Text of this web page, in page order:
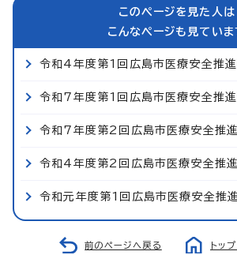
このページを見た人は
こんなページも見ていま
令和4年度第1回広島市医療安全推
令和7年度第1回広島市医療安全推
令和7年度第2回広島市医療安全推
令和4年度第2回広島市医療安全推
令和元年度第1回広島市医療安全推
前のページへ戻る トッ